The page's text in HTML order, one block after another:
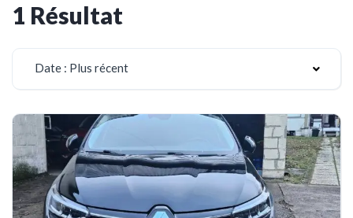
1 Résultat
Date : Plus récent